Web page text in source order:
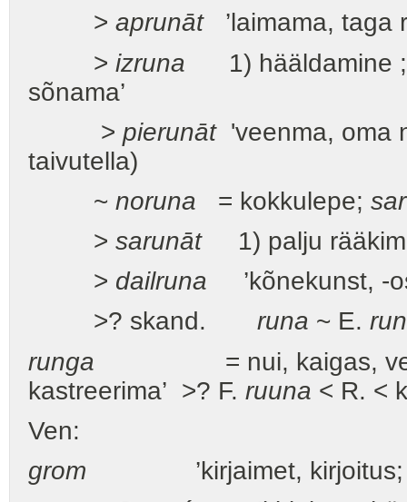
> aprunāt’laimama, taga
> izruna 1) hääldamine ;
sõnama’
> pierunāt'veenma, oma
taivutella)
~ noruna = kokkulepe;
> sarunāt1) palju
> dailruna ’kõnekunst, -
>? skand. runa ~ E. run
runga = nui, kaigas,
kastreerima’ >? F. ruuna < R. <
Ven:
grom ’kirjaimet, kirjoitus;